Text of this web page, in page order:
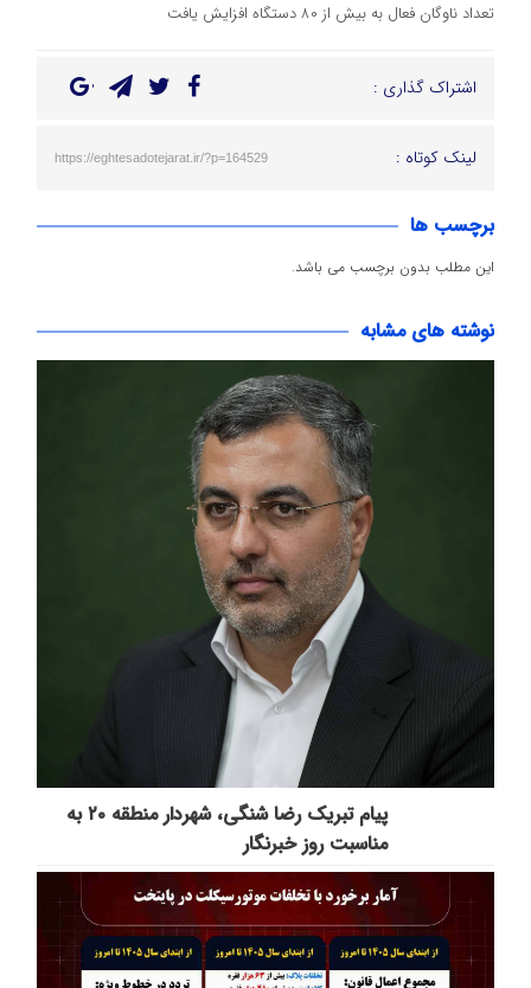
تعداد ناوگان فعال به بیش از ۸۰ دستگاه افزایش یافت
اشتراک گذاری :
لینک کوتاه : https://eghtesadotejarat.ir/?p=164529
برچسب ها
این مطلب بدون برچسب می باشد.
نوشته های مشابه
پیام تبریک رضا شنگی، شهردار منطقه ۲۰ به
مناسبت روز خبرنگار